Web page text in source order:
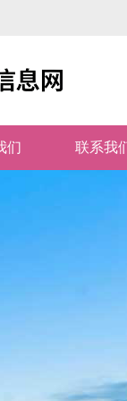
们 联系我